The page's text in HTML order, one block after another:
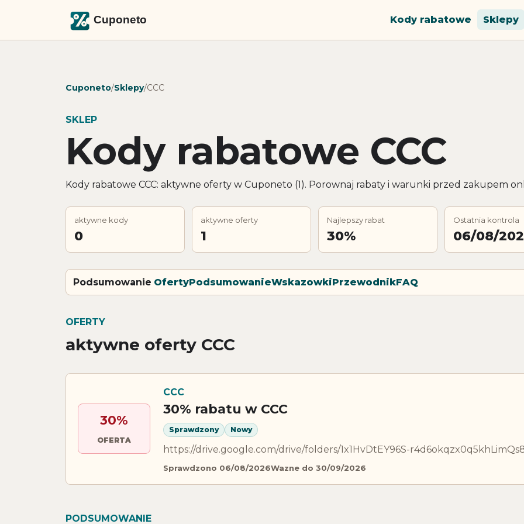
Kody rabatowe Sklepy
Cuponeto/Sklepy/CCC
SKLEP
Kody rabatowe CCC
Kody rabatowe CCC: aktywne oferty w Cuponeto (1). Porownaj rabaty i warunki przed zakupem
aktywne kody
0
aktywne oferty
1
Najlepszy rabat
30%
Ostatnia kontrola
06/08/
Podsumowanie OfertyPodsumowanieWskazowkiPrzewodnikFAQ
OFERTY
aktywne oferty CCC
30%
OFERTA
CCC
30% rabatu w CCC
Sprawdzony Nowy
https://drive.google.com/drive/folders/1x1HvDtEY96S-
Sprawdzono 06/08/2026Wazne do 30/09/2026
PODSUMOWANIE